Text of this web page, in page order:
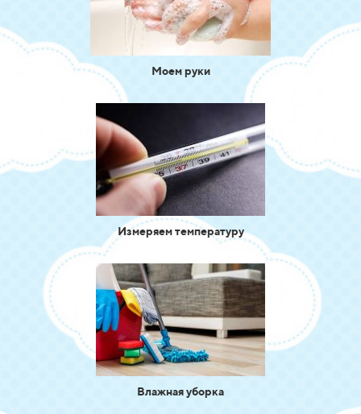
Моем руки
Измеряем температуру
Влажная уборка